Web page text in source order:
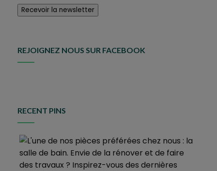
REJOIGNEZ NOUS SUR FACEBOOK
RECENT PINS